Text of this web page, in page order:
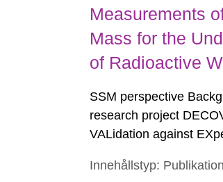
Measurements
Mass for the
of Radioactive
SSM perspective
research project
VALidation against
composed of three
Innehållstyp: